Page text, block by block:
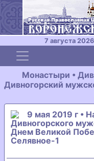
7 августа
Toggle navigation
Монастыри •
Дивногорский
9 мая 2019 г •
Дивногорского
Днем Великой
Селявное-1